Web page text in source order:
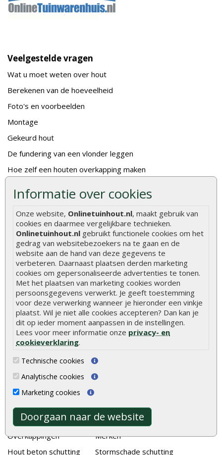
Informatie over cookies
Onze website, Onlinetuinhout.nl, maakt gebruik van
cookies en daarmee vergelijkbare technieken.
Onlinetuinhout.nl gebruikt functionele cookies om het
gedrag van websitebezoekers na te gaan en de
website aan de hand van deze gegevens te
verbeteren. Daarnaast plaatsen derden marketing
cookies om gepersonaliseerde advertenties te tonen.
Met het plaatsen van marketing cookies worden
persoonsgegevens verwerkt. Je geeft toestemming
voor deze verwerking wanneer je hieronder een vinkje
plaatst. Wil je niet alle cookies accepteren? Dan kan je
dit op ieder moment aanpassen in de instellingen.
Lees voor meer informatie onze privacy- en
cookieverklaring.
Technische cookies
Analytische cookies
Marketing cookies
Doorgaan naar de website
Veelgestelde vragen
Wat u moet weten over hout
Berekenen van de hoeveelheid
Foto's en voorbeelden
Montage
Gekeurd hout
De fundering van een vlonder leggen
Hoe zelf een houten overkapping maken
Hoe schutting plaatsen
De 9 beste tuinschermen van Onlinetuinhout.nl
Stijlvolle houtsoorten voor in de tuin
Duurzame tuin
Welke palen voor een schapenhek
Alle populaire categorieën
Tuinhout
Schutting
Vlonderplanken
Tuinpalen
Tuinhekken
Blokhutten
Overkappingen
Hout beton schutting
Tuindeuren
Schuttingplanken
Steigerplanken
Aanbiedingen
Merken
Stormschade schutting